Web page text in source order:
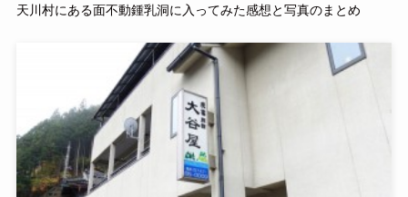
天川村にある面不動鍾乳洞に入ってみた感想と写真のまとめ